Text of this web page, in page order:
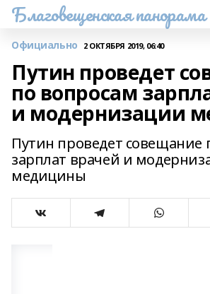
Благовещенская панорама
Официально 2 ОКТЯБРЯ 2019, 06:40
Путин проведет
по вопросам
и модернизации
Путин проведет совещание
зарплат врачей и
медицины